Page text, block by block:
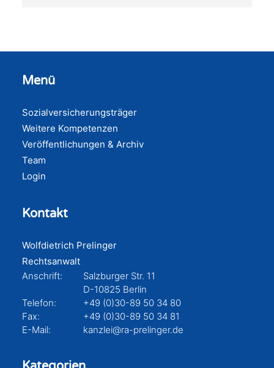
Menü
Sozialversicherungsträger
Weitere Kompetenzen
Veröffentlichungen & Archiv
Team
Login
Kontakt
Wolfdietrich Prelinger
Rechtsanwalt
Anschrift:
Salzburger Str. 11
D-10825 Berlin
Telefon:
+49 (0)30-89 50 34 80
Fax:
+49 (0)30-89 50 34 81
E-Mail:
kanzlei@ra-prelinger.de